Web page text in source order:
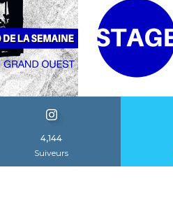
4,144
Suiveurs